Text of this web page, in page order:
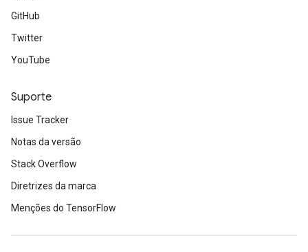
GitHub
Twitter
YouTube
Suporte
Issue Tracker
Notas da versão
Stack Overflow
Diretrizes da marca
Menções do TensorFlow